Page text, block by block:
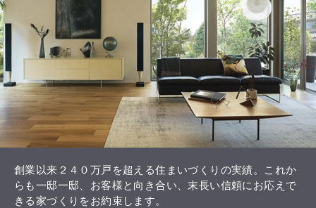
創業以来２４０万戸を超える住まいづくりの実績。これか
らも一邸一邸、お客様と向き合い、末長い信頼にお応えで
きる家づくりをお約束します。